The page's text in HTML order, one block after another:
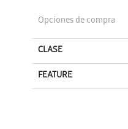
Opciones de compra
CLASE
FEATURE